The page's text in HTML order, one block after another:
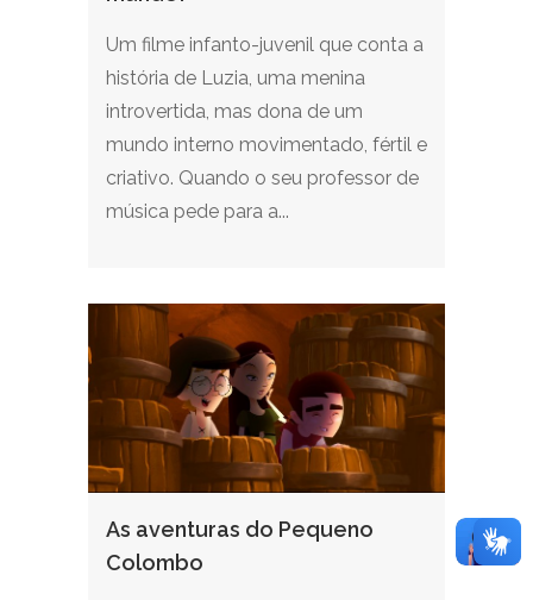
Um filme infanto-juvenil que conta a
história de Luzia, uma menina
introvertida, mas dona de um
mundo interno movimentado, fértil e
criativo. Quando o seu professor de
música pede para a...
As aventuras do Pequeno
Colombo